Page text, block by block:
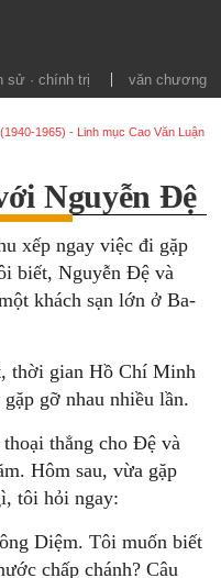
sử · chính trị văn chương
1965) - Linh mục Cao Văn Luận
Nguyễn Đệ
xếp ngay việc đi gặp
biết, Nguyễn Đệ và
khách sạn lớn ở Ba-
thời gian Hồ Chí Minh
gỡ nhau nhiều lần.
thẳng cho Đệ và
Hôm sau, vừa gặp
tôi hỏi ngay:
Diệm. Tôi muốn biết
chấp chánh? Câu